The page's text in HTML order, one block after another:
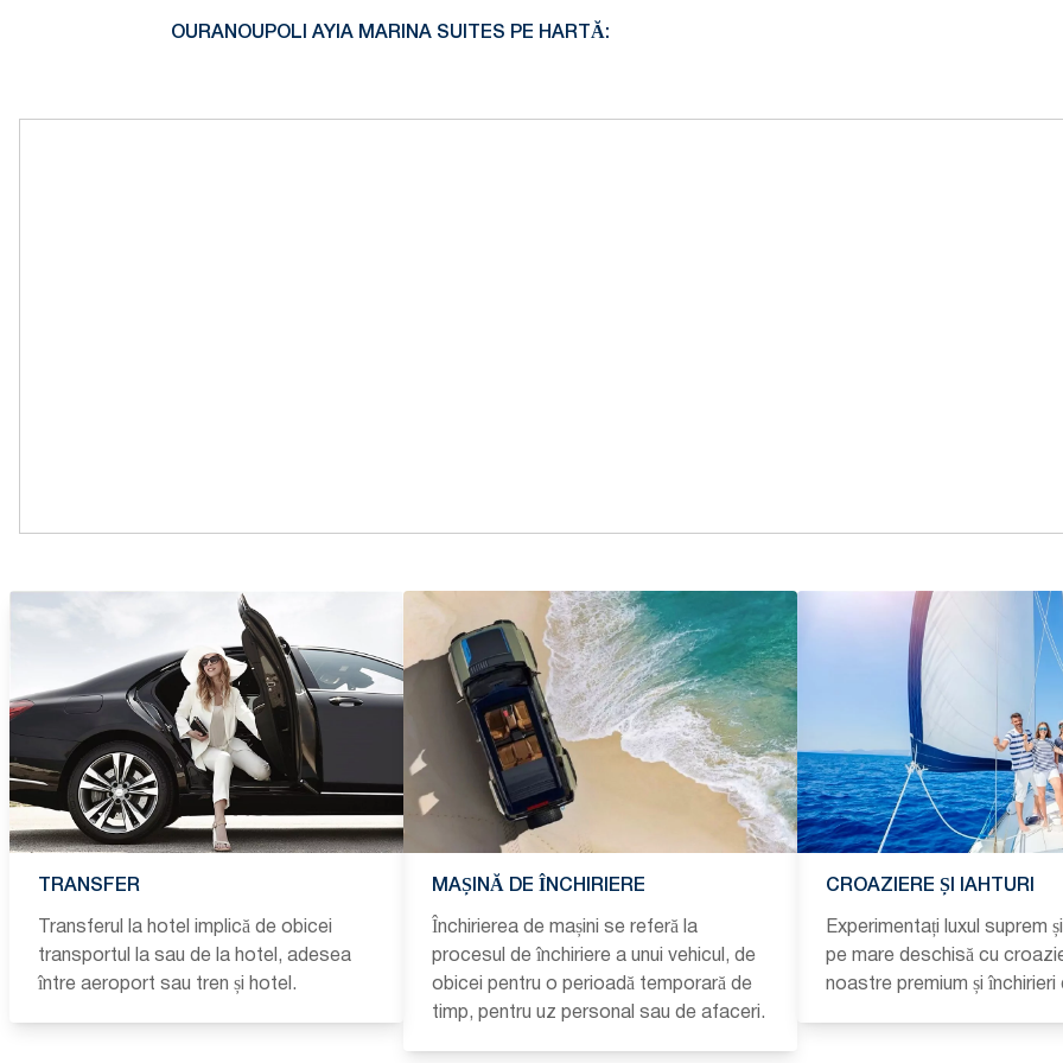
OURANOUPOLI AYIA MARINA SUITES PE HARTĂ:
TRANSFER
Transferul la hotel implică de obicei
transportul la sau de la hotel, adesea
între aeroport sau tren și hotel.
MAȘINĂ DE ÎNCHIRIERE
Închirierea de mașini se referă la
procesul de închiriere a unui vehicul, de
obicei pentru o perioadă temporară de
timp, pentru uz personal sau de afaceri.
CROAZIERE ȘI IAHTURI
Experimentați luxul suprem
pe mare deschisă cu
noastre premium și închirieri